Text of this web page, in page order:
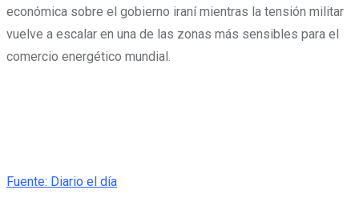
económica sobre el gobierno iraní mientras la tensión militar
vuelve a escalar en una de las zonas más sensibles para el
comercio energético mundial.
Fuente: Diario el día